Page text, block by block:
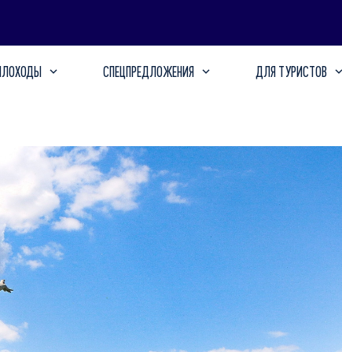
СПЕЦПРЕДЛОЖЕНИЯ ДЛЯ ТУРИСТОВ